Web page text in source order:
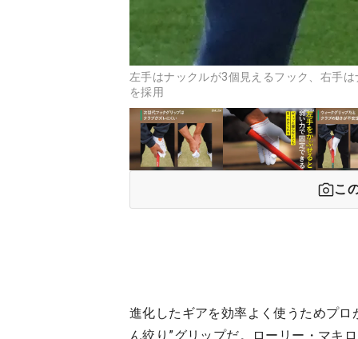
左手はナックルが3個見えるフック、右手
を採用
こ
進化したギアを効率よく使うためプ
ん絞り”グリップだ。ローリー・マキ